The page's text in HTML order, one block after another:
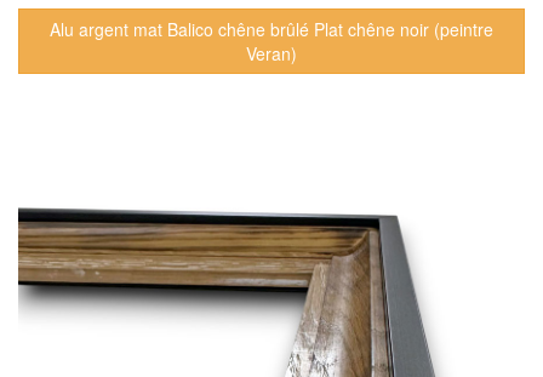
Alu argent mat Balico chêne brûlé Plat chêne noir (peintre
Veran)